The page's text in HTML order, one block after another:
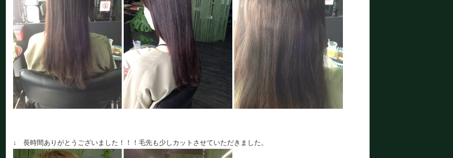
↓ 長時間ありがとうございました！！！毛先も少しカットさせていただきました。